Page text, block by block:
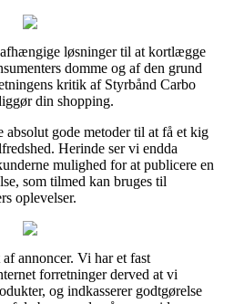
løsninger til at kortlægge
domme og af den grund
kritik af Styrbånd Carbo
din shopping.
absolut gode metoder til at få et kig
Herinde ser vi endda
mulighed for at publicere en
som tilmed kan bruges til
oplevelser.
annoncer. Vi har et fast
forretninger derved at vi
og indkasserer godtgørelse